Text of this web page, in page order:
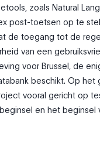
zoals Natural
post-toetsen op te
de toegang tot de
van een
voor Brussel, de
beschikt. Op het
vooral gericht op
en het beginsel